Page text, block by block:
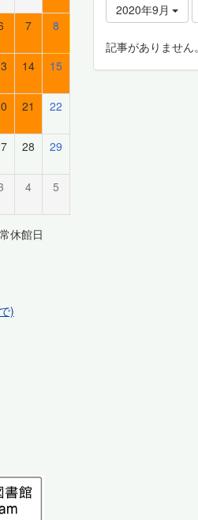
2020年9月
記事がありません。
7 8
14 15
21 22
28 29
4 5
休館日
)